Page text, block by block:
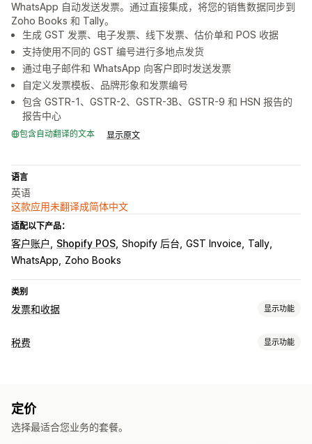
WhatsApp 自动发送发票。通过直接集成，将您的销售数据同步到
Zoho Books 和 Tally。
生成 GST 发票、电子发票、线下发票、估价单和 POS 收据
支持使用不同的 GST 编号进行多地点发货
通过电子邮件和 WhatsApp 向客户即时发送发票
自定义发票模板、品牌形象和发票编号
包含 GSTR-1、GSTR-2、GSTR-3B、GSTR-9 和 HSN 报告的
报告中心
包含自动翻译的文本 显示原文
语言
英语
这款应用未翻译成简体中文
适配以下产品：
客户账户 Shopify POS Shopify 后台 GST Invoice
Tally
WhatsApp
Zoho Books
类别
发票和收据 显示功能
文件类型
自定义
颜色和字体
品牌营销 发票号码
税费 显示功能
定价
选择最适合您业务的套餐。